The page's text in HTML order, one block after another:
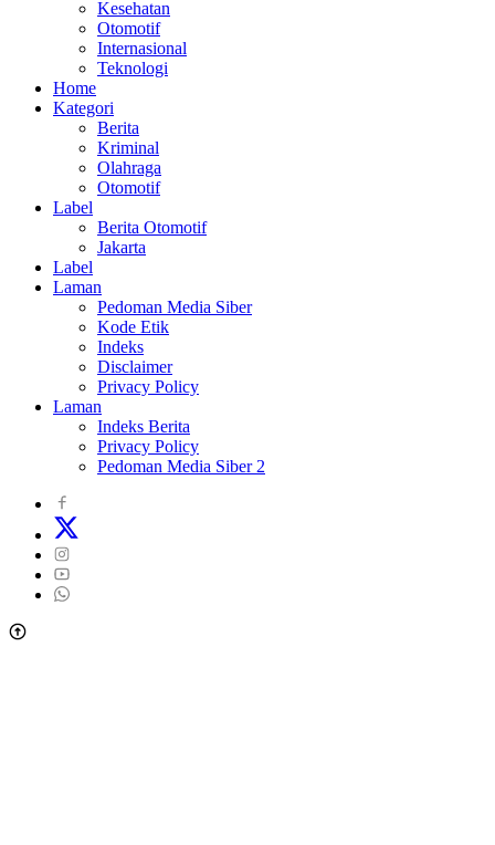
Kesehatan
Otomotif
Internasional
Teknologi
Home
Kategori
Berita
Kriminal
Olahraga
Otomotif
Label
Berita Otomotif
Jakarta
Label
Laman
Pedoman Media Siber
Kode Etik
Indeks
Disclaimer
Privacy Policy
Laman
Indeks Berita
Privacy Policy
Pedoman Media Siber 2